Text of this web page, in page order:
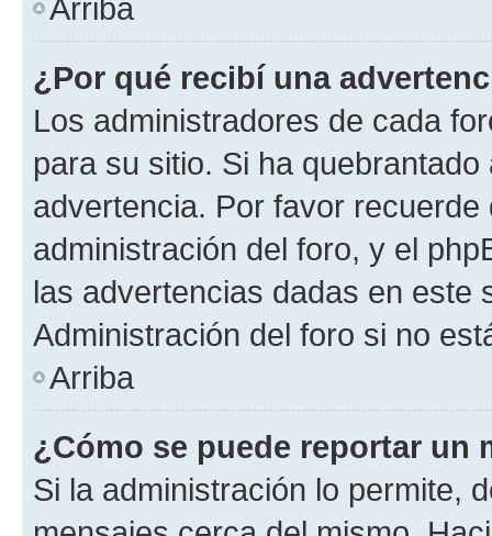
Arriba
¿Por qué recibí una
Los administradores de cada
para su sitio. Si ha
advertencia. Por favor
administración del foro, y el
las advertencias dadas en este
Administración del foro si no
Arriba
¿Cómo se puede reportar un
Si la administración lo permite,